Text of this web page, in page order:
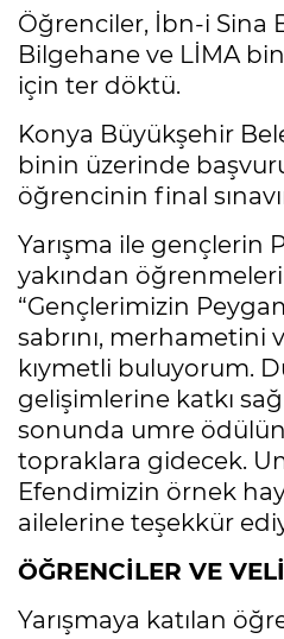
Öğrenciler, İbn-i Sina
Bilgehane ve LİMA
için ter döktü.
Konya Büyükşehir
binin üzerinde
öğrencinin final
Yarışma ile gençlerin
yakından
“Gençlerimizin
sabrını, merhametini
kıymetli buluyorum.
gelişimlerine katkı
sonunda umre
topraklara gidecek.
Efendimizin örnek
ailelerine teşekkür
ÖĞRENCİLER VE
Yarışmaya katılan